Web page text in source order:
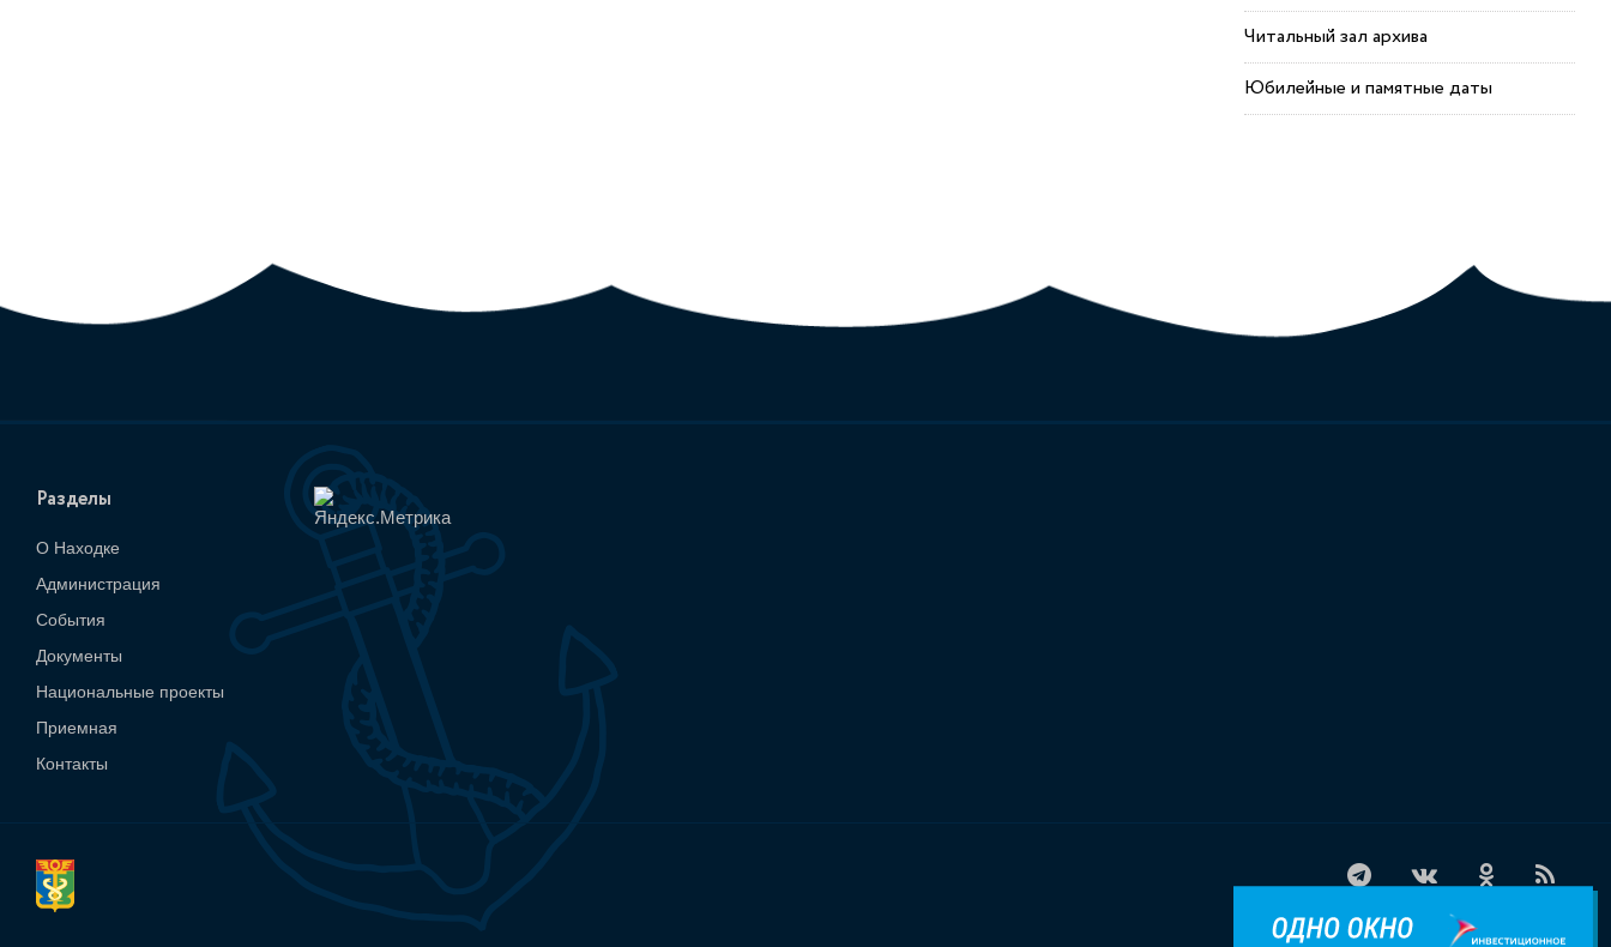
Читальный зал архива
Юбилейные и памятные даты
Разделы
О Находке
Администрация
События
Документы
Национальные проекты
Приемная
Контакты